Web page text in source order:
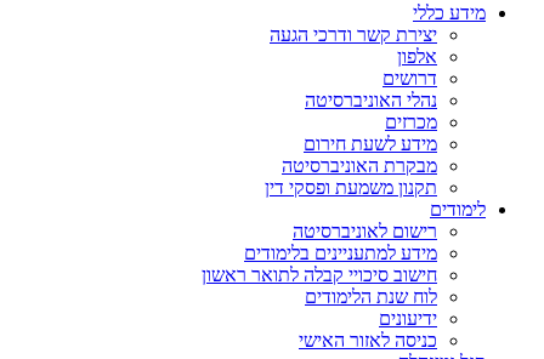
מידע כללי
יצירת קשר ודרכי הגעה
אלפון
דרושים
נהלי האוניברסיטה
מכרזים
מידע לשעת חירום
מבקרת האוניברסיטה
תקנון משמעת ופסקי דין
לימודים
רישום לאוניברסיטה
מידע למתעניינים בלימודים
חישוב סיכויי קבלה לתואר ראשון
לוח שנת הלימודים
ידיעונים
כניסה לאזור האישי